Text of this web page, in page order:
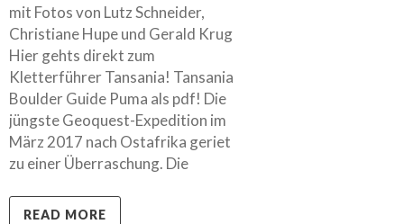
mit Fotos von Lutz Schneider,
Christiane Hupe und Gerald Krug
Hier gehts direkt zum
Kletterführer Tansania! Tansania
Boulder Guide Puma als pdf! Die
jüngste Geoquest-Expedition im
März 2017 nach Ostafrika geriet
zu einer Überraschung. Die
READ MORE